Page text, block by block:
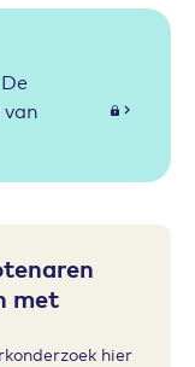
met
hier